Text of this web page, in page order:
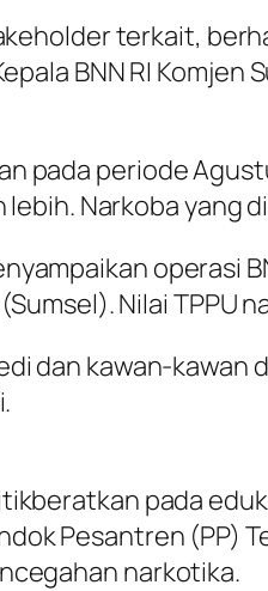
terkait,
BNN RI Komjen
pada periode
Narkoba yang
operasi
Nilai TPPU
dan kawan-kawan
pada
Pesantren (PP)
narkotika.